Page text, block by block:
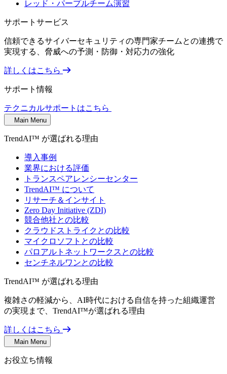
レッド・パープルチーム演習
サポートサービス
信頼できるサイバーセキュリティの専門家チームとの連携で
実現する、脅威への予測・防御・対応力の強化
詳しくはこちら
サポート情報
テクニカルサポートはこちら
Main Menu
TrendAI™ が選ばれる理由
導入事例
業界における評価
トランスペアレンシーセンター
TrendAI™ について
リサーチ＆インサイト
Zero Day Initiative (ZDI)
競合他社との比較
クラウドストライクとの比較
マイクロソフトとの比較
パロアルトネットワークスとの比較
センチネルワンとの比較
TrendAI™ が選ばれる理由
複雑さの軽減から、AI時代における自信を持った組織運営
の実現まで、TrendAI™が選ばれる理由
詳しくはこちら
Main Menu
お役立ち情報